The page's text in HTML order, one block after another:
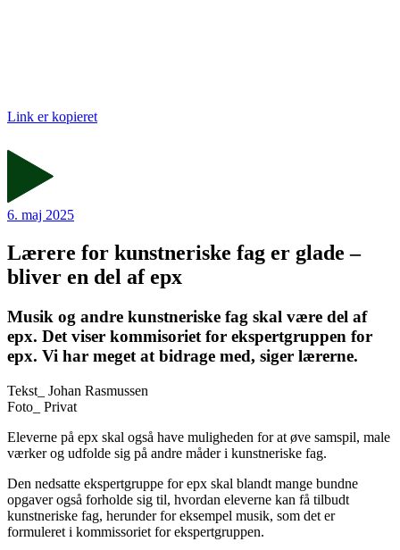
Link er kopieret
6. maj 2025
Lærere for kunstneriske fag er glade –
bliver en del af epx
Musik og andre kunstneriske fag skal være del af
epx. Det viser kommisoriet for ekspertgruppen for
epx. Vi har meget at bidrage med, siger lærerne.
Tekst_ Johan Rasmussen
Foto_ Privat
Eleverne på epx skal også have muligheden for at øve samspil, male
værker og udfolde sig på andre måder i kunstneriske fag.
Den nedsatte ekspertgruppe for epx skal blandt mange bundne
opgaver også forholde sig til, hvordan eleverne kan få tilbudt
kunstneriske fag, herunder for eksempel musik, som det er
formuleret i kommissoriet for ekspertgruppen.